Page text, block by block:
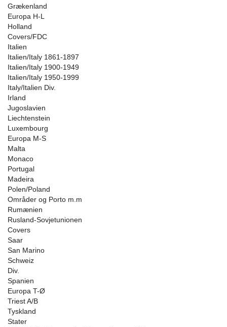
Grækenland
Europa H-L
Holland
Covers/FDC
Italien
Italien/Italy 1861-1897
Italien/Italy 1900-1949
Italien/Italy 1950-1999
Italy/Italien Div.
Irland
Jugoslavien
Liechtenstein
Luxembourg
Europa M-S
Malta
Monaco
Portugal
Madeira
Polen/Poland
Områder og Porto m.m
Rumænien
Rusland-Sovjetunionen
Covers
Saar
San Marino
Schweiz
Div.
Spanien
Europa T-Ø
Triest A/B
Tyskland
Stater